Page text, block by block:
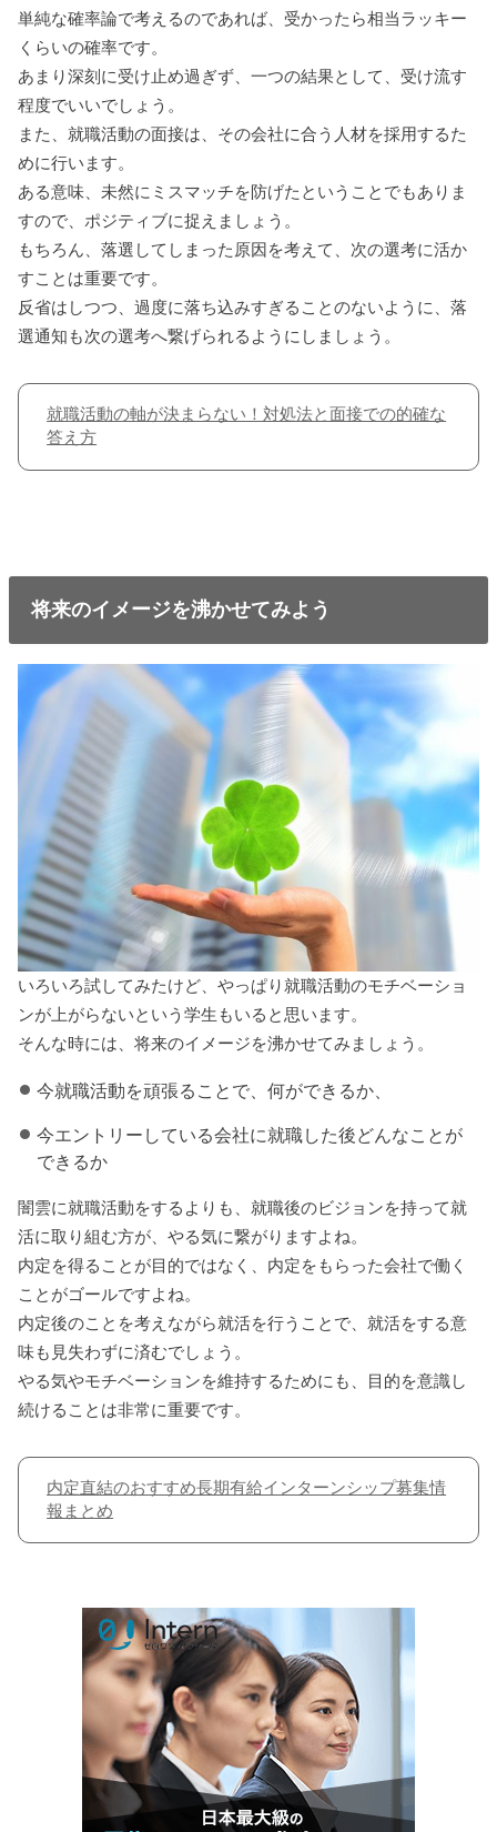
単純な確率論で考えるのであれば、受かったら相当ラッキー
くらいの確率です。
あまり深刻に受け止め過ぎず、一つの結果として、受け流す
程度でいいでしょう。
また、就職活動の面接は、その会社に合う人材を採用するた
めに行います。
ある意味、未然にミスマッチを防げたということでもありま
すので、ポジティブに捉えましょう。
もちろん、落選してしまった原因を考えて、次の選考に活か
すことは重要です。
反省はしつつ、過度に落ち込みすぎることのないように、落
選通知も次の選考へ繋げられるようにしましょう。
就職活動の軸が決まらない！対処法と面接での的確な
答え方
将来のイメージを沸かせてみよう
いろいろ試してみたけど、やっぱり就職活動のモチベーショ
ンが上がらないという学生もいると思います。
そんな時には、将来のイメージを沸かせてみましょう。
今就職活動を頑張ることで、何ができるか、
今エントリーしている会社に就職した後どんなことが
できるか
闇雲に就職活動をするよりも、就職後のビジョンを持って就
活に取り組む方が、やる気に繋がりますよね。
内定を得ることが目的ではなく、内定をもらった会社で働く
ことがゴールですよね。
内定後のことを考えながら就活を行うことで、就活をする意
味も見失わずに済むでしょう。
やる気やモチベーションを維持するためにも、目的を意識し
続けることは非常に重要です。
内定直結のおすすめ長期有給インターンシップ募集情
報まとめ